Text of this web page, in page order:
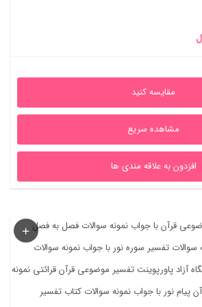
1,800,000ریال
مقایسه کنید
مشاهده سریع
افزدون به علاقه مندی ها